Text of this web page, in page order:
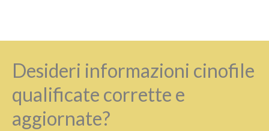
Desideri informazioni cinofile
qualificate corrette e
aggiornate?